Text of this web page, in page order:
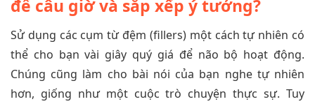
để câu giờ và sắp xếp ý tưởng?
Sử dụng các cụm từ đệm (fillers) một cách tự nhiên có
thể cho bạn vài giây quý giá để não bộ hoạt động.
Chúng cũng làm cho bài nói của bạn nghe tự nhiên
hơn, giống như một cuộc trò chuyện thực sự. Tuy